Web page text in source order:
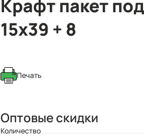
Крафт пакет
15х39 + 8
Печать
Оптовые скидки
Количество